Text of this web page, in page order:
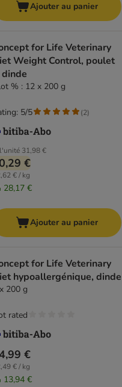
Ajouter au panier
for Life Veterinary
Weight Control, poulet
% : 12 x 200 g
31,98 €
€
€ / kg
28,17 €
5/5 (2)
Ajouter au panier
for Life Veterinary
hypoallergénique, dinde
200 g
€
€ / kg
13,94 €
rated